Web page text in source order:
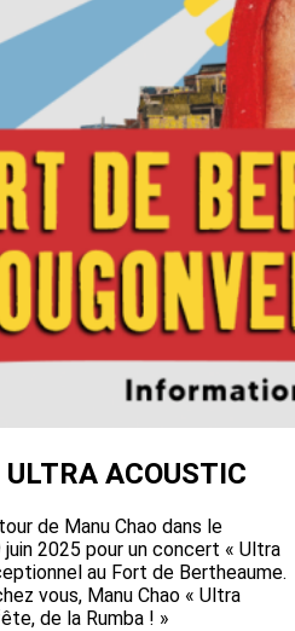
ACOUSTIC
de Manu Chao dans le
2025 pour un concert « Ultra
au Fort de Bertheaume.
vous, Manu Chao « Ultra
de la Rumba ! »